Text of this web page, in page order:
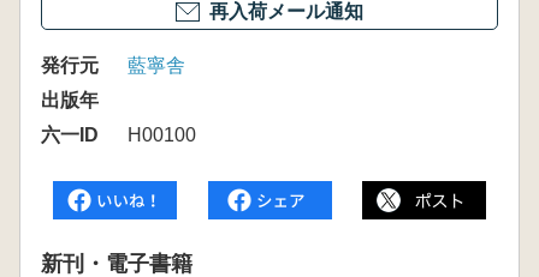
再入荷メール通知
発行元
藍寧舎
出版年
六一ID
H00100
新刊・電子書籍